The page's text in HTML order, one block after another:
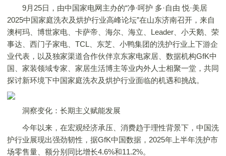
9月25日，由中国家电网主办的“净·呵护 多·自由 悦·美居
2025中国家庭洗衣及烘护行业高峰论坛”在山东济南召开，来自
澳柯玛、博世家电、卡萨帝、海尔、海立、Leader、小天鹅、荣
事达、西门子家电、TCL、东芝、小鸭集团的洗护行业上下游企
业代表，以及独家渠道合作伙伴京东家电家居、数据机构GfK中
国、家装领域专家、家居生活博主等业内外人士相聚一堂，共同
探讨新环境下中国家庭洗衣及烘护行业面临的机遇和挑战。
洞察变化：长期主义赋能发展
今年以来，在宏观经济承压、消费趋于理性背景下，中国洗
护行业展现出强劲韧性，据GfK中国数据，2025年上半年洗护市
场零售量、额分别同比增长4.6%和11.2%。